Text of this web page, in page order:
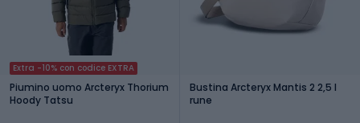
Extra -10% con codice EXTRA
Piumino uomo Arcteryx Thorium
Hoody Tatsu
Bustina Arcteryx Mantis 2 2,5 l
rune